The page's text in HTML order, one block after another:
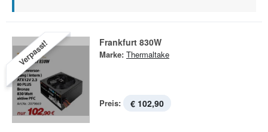
Verpasst! Frankfurt 830W
Marke: Thermaltake
Preis: € 102,90